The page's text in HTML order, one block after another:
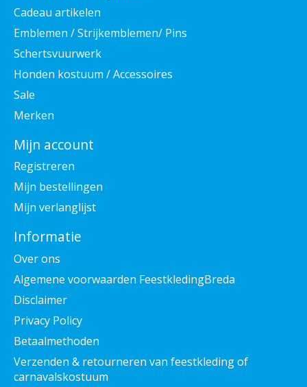
Cadeau artikelen
Emblemen / Strijkemblemen/ Pins
Schertsvuurwerk
Honden kostuum / Accessoires
Sale
Merken
Mijn account
Registreren
Mijn bestellingen
Mijn verlanglijst
Informatie
Over ons
Algemene voorwaarden FeestkledingBreda
Disclaimer
Privacy Policy
Betaalmethoden
Verzenden & retourneren van feestkleding of
carnavalskostuum